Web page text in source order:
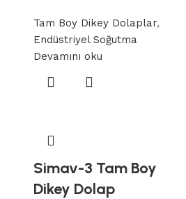
Tam Boy Dikey Dolaplar,
Endüstriyel Soğutma
Devamını oku
Simav-3 Tam Boy
Dikey Dolap